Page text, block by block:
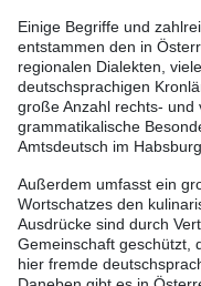
Einige Begriffe und
entstammen den in
regionalen Dialekten,
deutschsprachigen
große Anzahl rechts- und
grammatikalische
Amtsdeutsch im
Außerdem umfasst ein
Wortschatzes den
Ausdrücke sind durch
Gemeinschaft geschützt,
hier fremde